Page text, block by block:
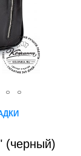
(черный)